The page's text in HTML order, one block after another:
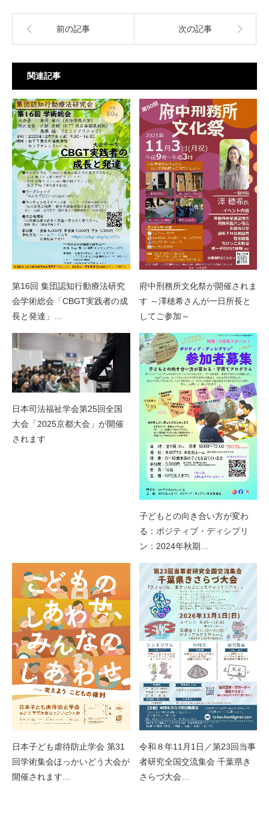
前の記事 次の記事
関連記事
第16回 集団認知行動療法研究
会学術総会「CBGT実践者の成
長と発達」…
府中刑務所文化祭が開催されま
す ～澤穂希さんが一日所長と
してご参加～
日本司法福祉学会第25回全国
大会「2025京都大会」が開催
されます
子どもとの向き合い方が変わ
る：ポジティブ・ディシプリ
ン：2024年秋期…
日本子ども虐待防止学会 第31
回学術集会ほっかいどう大会が
開催されます…
令和８年11月1日／第23回当事
者研究全国交流集会 千葉県き
さらづ大会…